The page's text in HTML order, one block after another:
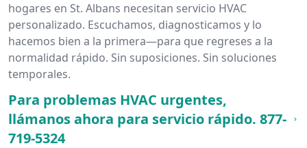
hogares en St. Albans necesitan servicio HVAC
personalizado. Escuchamos, diagnosticamos y lo
hacemos bien a la primera—para que regreses a la
normalidad rápido. Sin suposiciones. Sin soluciones
temporales.
Para problemas HVAC urgentes,
llámanos ahora para servicio rápido. 877-
719-5324